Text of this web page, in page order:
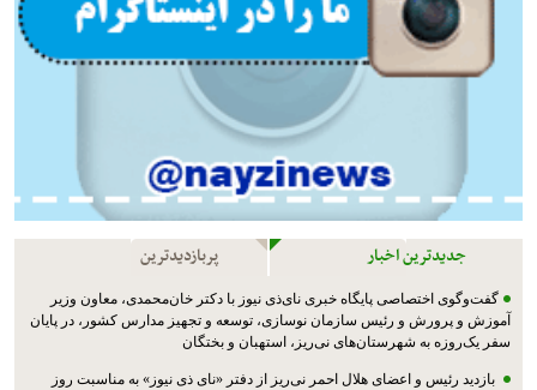
جدیدترین اخبار پربازدیدترین
گفت‌وگوی اختصاصی پایگاه خبری نای‌ذی نیوز با دکتر خان‌محمدی، معاون وزیر
آموزش و پرورش و رئیس سازمان نوسازی، توسعه و تجهیز مدارس کشور، در پایان
سفر یک‌روزه به شهرستان‌های نی‌ریز، استهبان و بختگان
بازدید رئیس و اعضای هلال احمر نی‌ریز از دفتر «نای ذی نیوز» به مناسبت روز